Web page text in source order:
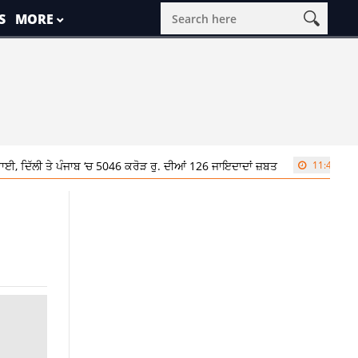
MORE
‘ਚ 5046 ਕਰੋੜ ਰੁ. ਦੀਆਂ 126 ਜਾਇਦਾਦਾਂ ਜ਼ਬਤ 11:42 am CM ਮਾਨ ਨੇ